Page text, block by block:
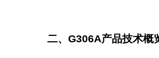
二、G306A产品技术概